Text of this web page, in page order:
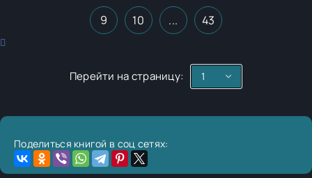
9 10 ... 43
Перейти на страницу:
Поделиться книгой в соц сетях: